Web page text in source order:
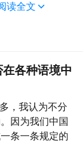
读全文 
各种语境中
，我认为不分
因为我们中国
条一条规定的